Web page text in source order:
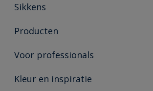
Sikkens
Over Sikkens
Duurzaamheid
Producten
Producten voor binnen
Vind je verkooppunt
Voor professionals
Advies & service
Kleur en inspiratie